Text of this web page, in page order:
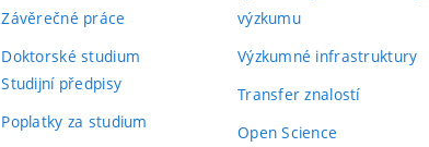
Závěrečné práce
Doktorské studium
Studijní předpisy
Poplatky za studium
výzkumu
Výzkumné infrastruktury
Transfer znalostí
Open Science